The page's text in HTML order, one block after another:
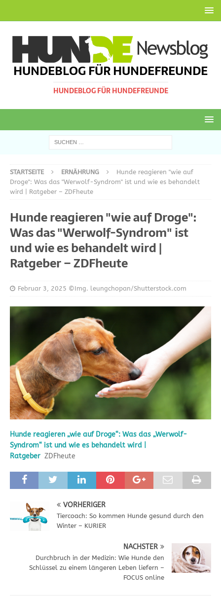
HUNDEBLOG FÜR HUNDEFREUNDE
HUNDEBLOG FÜR HUNDEFREUNDE
STARTSEITE ERNÄHRUNG
Hunde reagieren "wie auf
Droge": Was das "Werwolf-Syndrom" ist und wie es behandelt
wird | Ratgeber – ZDFheute
Hunde reagieren "wie auf Droge":
Was das "Werwolf-Syndrom" ist
und wie es behandelt wird |
Ratgeber – ZDFheute
Februar 3, 2025 ©Img. leungchopan/Shutterstock.com
Hunde reagieren „wie auf Droge“: Was das „Werwolf-
Syndrom“ ist und wie es behandelt wird |
Ratgeber ZDFheute
VORHERIGER
Tiercoach: So kommen Hunde gesund durch den
Winter – KURIER
NÄCHSTER
Durchbruch in der Medizin: Wie Hunde den
Schlüssel zu einem längeren Leben liefern –
FOCUS online